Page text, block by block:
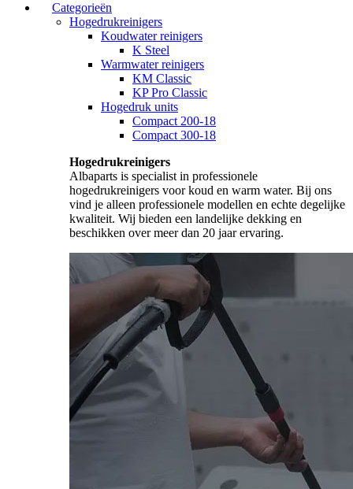
Categorieën
Hogedrukreinigers
Koudwater reinigers
K Steel
Warmwater reinigers
KM Classic
KP Pro Classic
Hogedruk units
Compact 200-18
Compact 300-18
Hogedrukreinigers
Albaparts is specialist in professionele
hogedrukreinigers voor koud en warm water. Bij ons
vind je alleen professionele modellen en echte degelijke
kwaliteit. Wij bieden een landelijke dekking en
beschikken over meer dan 20 jaar ervaring.